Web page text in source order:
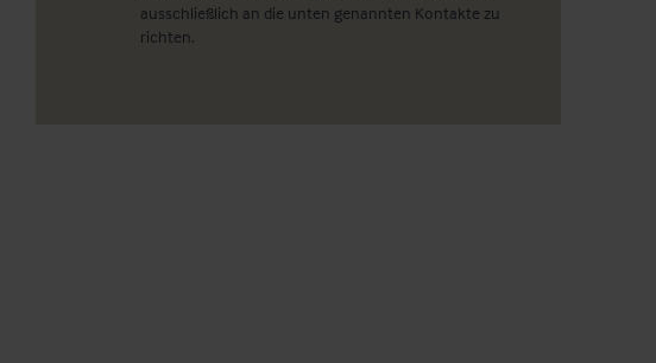
ausschließlich an die unten genannten Kontakte zu
richten.